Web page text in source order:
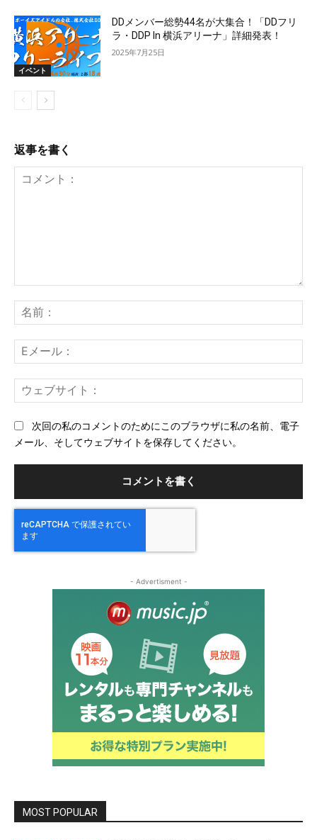
イベント
DDメンバー総勢44名が大集合！「DDフリ
ラ・DDP In 横浜アリーナ」詳細発表！
2025年7月25日
返事を書く
ン
ト：
前
メ
ー
ェ
次回の私のコメントのためにこのブラウザに私の名前、電子
メール、そしてウェブサイトを保存してください。
- Advertisment -
MOST POPULAR